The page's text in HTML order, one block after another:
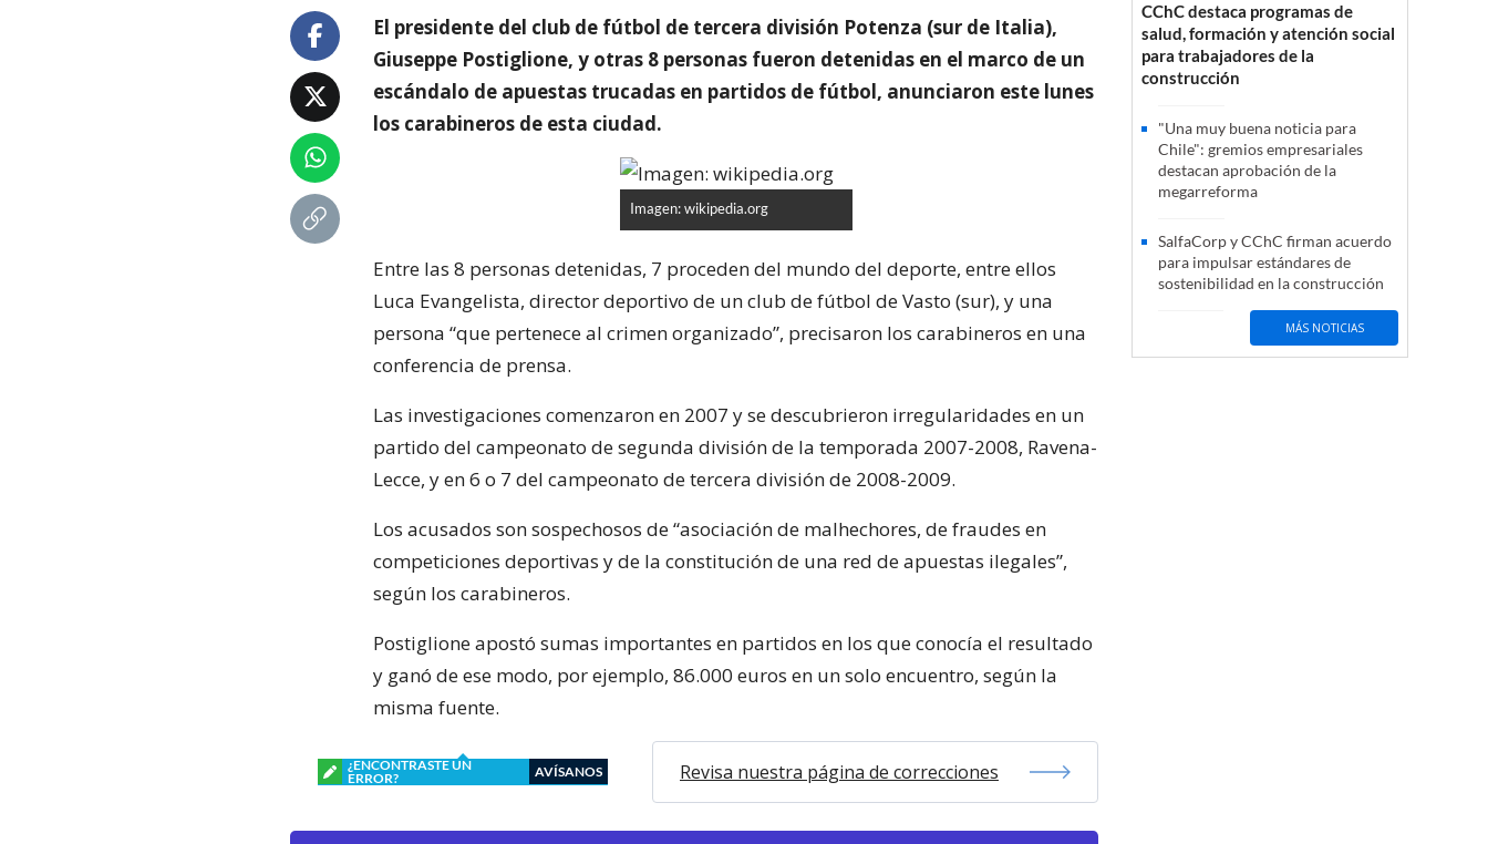
El presidente del club de fútbol de tercera división Potenza (sur de Italia),
Giuseppe Postiglione, y otras 8 personas fueron detenidas en el marco de un
escándalo de apuestas trucadas en partidos de fútbol, anunciaron este lunes
los carabineros de esta ciudad.
Imagen: wikipedia.org
Entre las 8 personas detenidas, 7 proceden del mundo del deporte, entre ellos
Luca Evangelista, director deportivo de un club de fútbol de Vasto (sur), y una
persona “que pertenece al crimen organizado”, precisaron los carabineros en una
conferencia de prensa.
Las investigaciones comenzaron en 2007 y se descubrieron irregularidades en un
partido del campeonato de segunda división de la temporada 2007-2008, Ravena-
Lecce, y en 6 o 7 del campeonato de tercera división de 2008-2009.
Los acusados son sospechosos de “asociación de malhechores, de fraudes en
competiciones deportivas y de la constitución de una red de apuestas ilegales”,
según los carabineros.
Postiglione apostó sumas importantes en partidos en los que conocía el resultado
y ganó de ese modo, por ejemplo, 86.000 euros en un solo encuentro, según la
misma fuente.
¿ENCONTRASTE UN
ERROR?
AVÍSANOS Revisa nuestra página de correcciones
CChC destaca programas de
salud, formación y atención social
para trabajadores de la
construcción
"Una muy buena noticia para
Chile": gremios empresariales
destacan aprobación de la
megarreforma
SalfaCorp y CChC firman acuerdo
para impulsar estándares de
sostenibilidad en la construcción
MÁS NOTICIAS